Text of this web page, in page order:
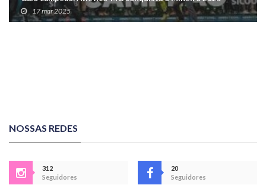
17 mar 2025
NOSSAS REDES
312
Seguidores
20
Seguidores